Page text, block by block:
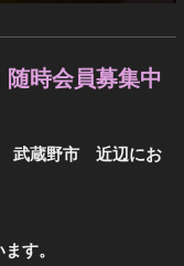
時会員募集中
蔵野市 近辺にお
す。